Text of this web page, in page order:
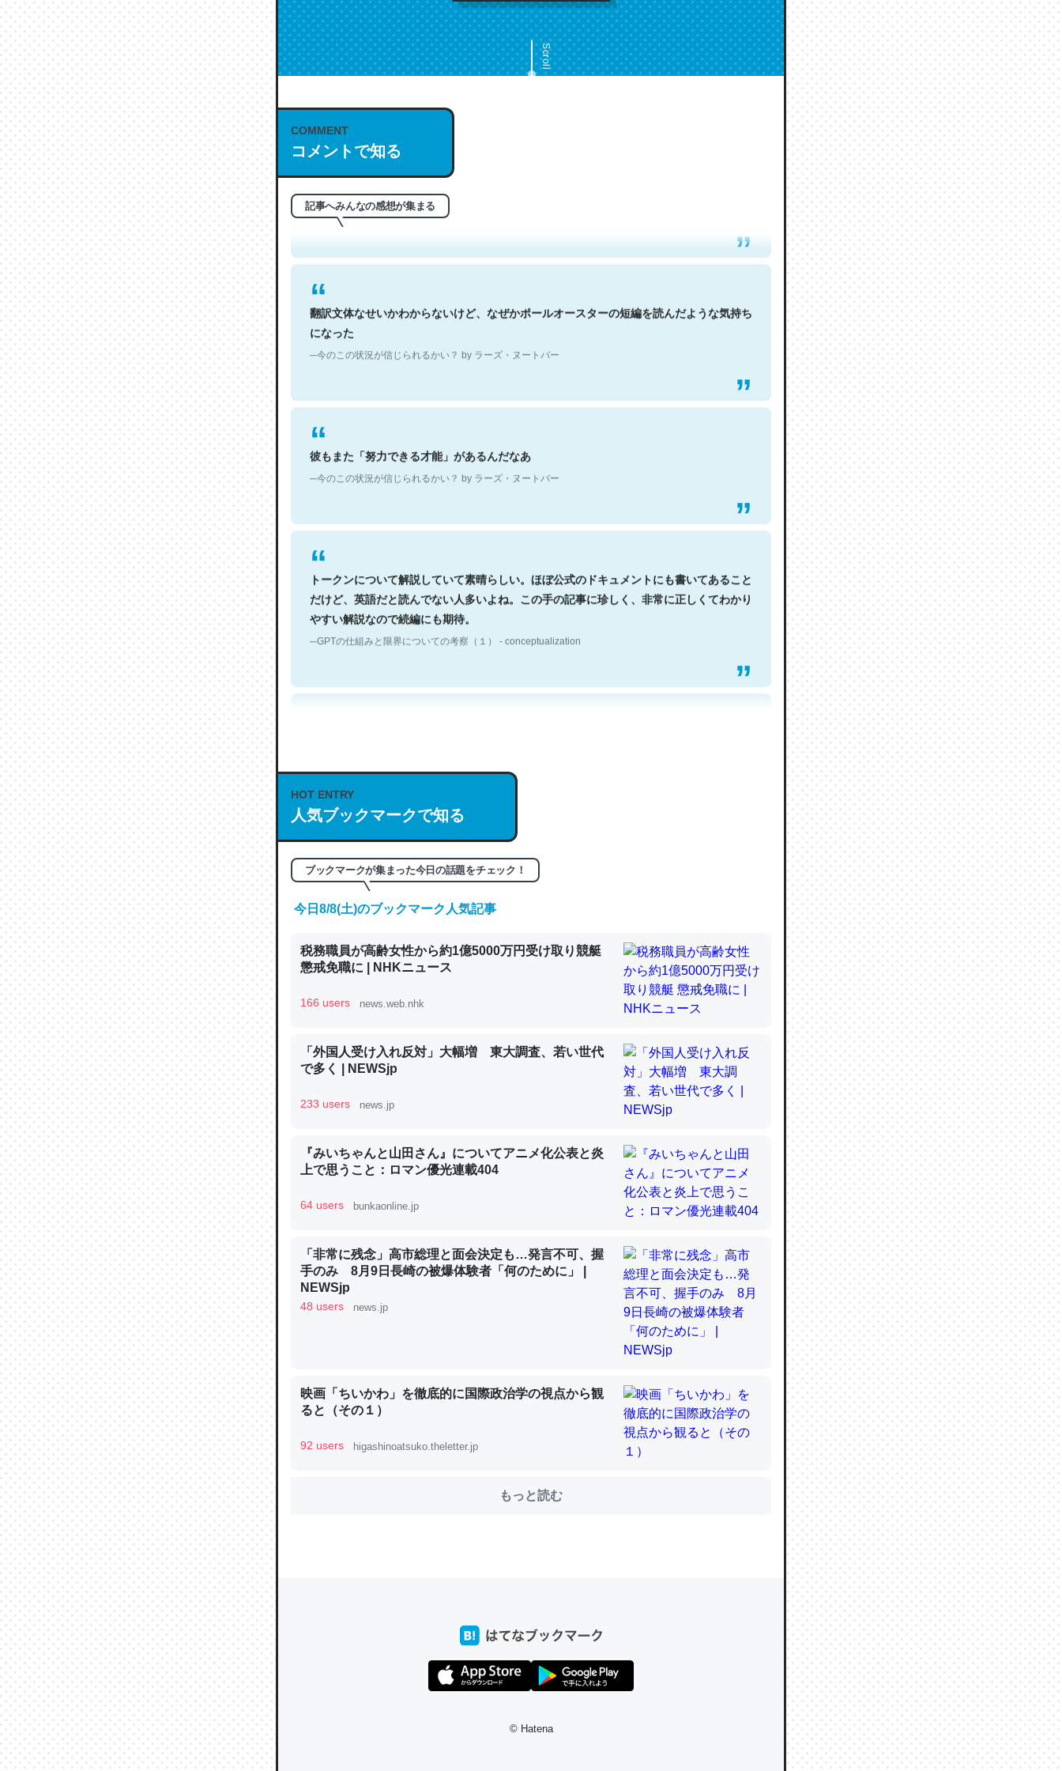
Scroll
COMMENT
コメントで知る
記事へみんなの感想が集まる
これは名文。彼はとてもクレバーなんだろうなと凄く思う。英語少しでも読める人は原文
もお勧め。自分はこの流れ好き。Let’s Fucking Go. Then Covid hit. Shit.
─今のこの状況が信じられるかい？ by ラーズ・ヌートバー
翻訳文体なせいかわからないけど、なぜかポールオースターの短編を読んだような気持ち
になった
─今のこの状況が信じられるかい？ by ラーズ・ヌートバー
彼もまた「努力できる才能」があるんだなあ
─今のこの状況が信じられるかい？ by ラーズ・ヌートバー
トークンについて解説していて素晴らしい。ほぼ公式のドキュメントにも書いてあること
だけど、英語だと読んでない人多いよね。この手の記事に珍しく、非常に正しくてわかり
やすい解説なので続編にも期待。
─GPTの仕組みと限界についての考察（１） - conceptualization
これは良記事。32768トークンだと英語小説100ページ分くらい。小説でいう「ずっと前
の伏線」は回収されないけど、短期記憶というには多い分量。進化すればするほど分かり
やすく強くなりそう
の600分の1程度。
─ニュース :: 【研究発表】昆虫学の大問題＝「昆虫はなぜ海にいないのか」に関する新仮説
論文では「淡水はカルシウムも酸素も不足してて両方に不利だから両方が拮抗してるので
は」とあって面白い。海にいる鋏角類（カブトガニ・ウミグモ）はカルシウムを使わずキ
チンを強化してる筈だが、酵素が違うのか？
これを元に考えるとカルシウムを大量に使う脊椎動物と貝類は苦労してるんだな…。腹足
中。あと、Googleマップで位置情報を共有してる。電池残量や充電中かが分かるのでこ
きる。一生で親と会える残り時間を日数にすると1週間とかの人が多いそうだけど、それ
を実質100倍以上に伸ばす効果があるはず……
HOT ENTRY
人気ブックマークで知る
ブックマークが集まった今日の話題をチェック！
今日8/8(土)のブックマーク人気記事
税務職員が高齢女性から約1億5000万円受け取り競艇
懲戒免職に | NHKニュース
166 users news.web.nhk
「外国人受け入れ反対」大幅増 東大調査、若い世代
で多く | NEWSjp
233 users news.jp
『みいちゃんと山田さん』についてアニメ化公表と炎
上で思うこと：ロマン優光連載404
64 users bunkaonline.jp
「非常に残念」高市総理と面会決定も…発言不可、握
手のみ 8月9日長崎の被爆体験者「何のために」 |
NEWSjp
48 users news.jp
映画「ちいかわ」を徹底的に国際政治学の視点から観
ると（その１）
92 users higashinoatsuko.theletter.jp
もっと読む
© Hatena